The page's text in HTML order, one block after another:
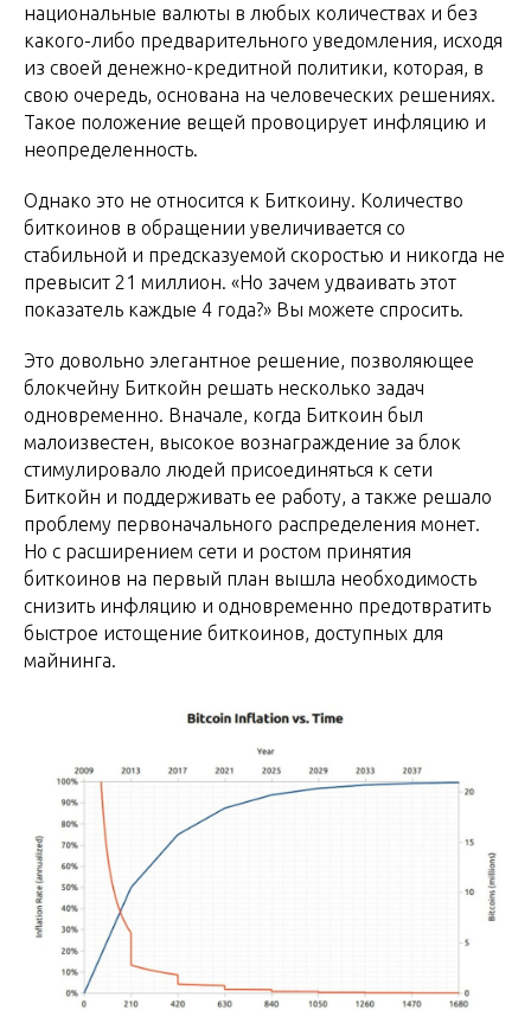
национальные валюты в любых количествах и без
какого-либо предварительного уведомления, исходя
из своей денежно-кредитной политики, которая, в
свою очередь, основана на человеческих решениях.
Такое положение вещей провоцирует инфляцию и
неопределенность.
Однако это не относится к Биткоину. Количество
биткоинов в обращении увеличивается со
стабильной и предсказуемой скоростью и никогда не
превысит 21 миллион. «Но зачем удваивать этот
показатель каждые 4 года?» Вы можете спросить.
Это довольно элегантное решение, позволяющее
блокчейну Биткойн решать несколько задач
одновременно. Вначале, когда Биткоин был
малоизвестен, высокое вознаграждение за блок
стимулировало людей присоединяться к сети
Биткойн и поддерживать ее работу, а также решало
проблему первоначального распределения монет.
Но с расширением сети и ростом принятия
биткоинов на первый план вышла необходимость
снизить инфляцию и одновременно предотвратить
быстрое истощение биткоинов, доступных для
майнинга.